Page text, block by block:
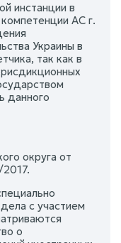
инстанции в
АС г.
Украины в
так как в
данного
округа от
с участием
о